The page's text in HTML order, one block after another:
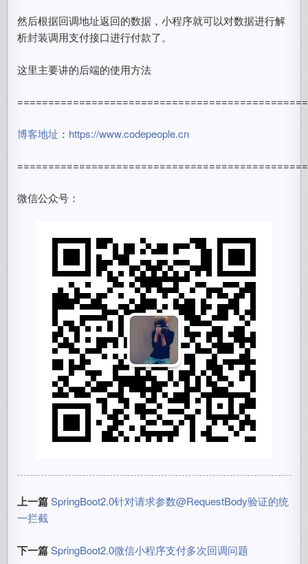
然后根据回调地址返回的数据，小程序就可以对数据进行解
析封装调用支付接口进行付款了。
这里主要讲的后端的使用方法
博客地址 ： https://www.codepeople.cn
微信公众号：
上一篇 SpringBoot2.0针对请求参数@RequestBody验证的统
一拦截
下一篇 SpringBoot2.0微信小程序支付多次回调问题